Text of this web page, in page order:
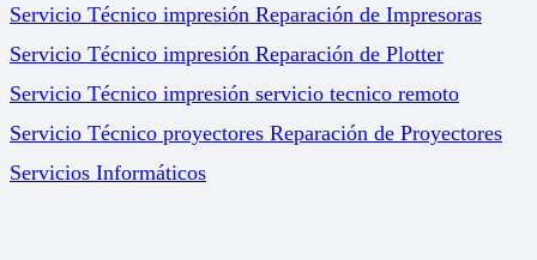
Servicio Técnico impresión Reparación de Impresoras
Servicio Técnico impresión Reparación de Plotter
Servicio Técnico impresión servicio tecnico remoto
Servicio Técnico proyectores Reparación de Proyectores
Servicios Informáticos